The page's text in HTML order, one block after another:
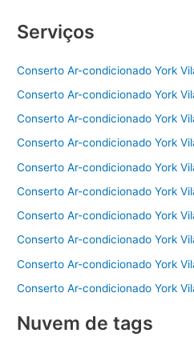
Serviços
Conserto Ar-condicionado York
Conserto Ar-condicionado York
Conserto Ar-condicionado York
Conserto Ar-condicionado York
Conserto Ar-condicionado York
Conserto Ar-condicionado York
Conserto Ar-condicionado York
Conserto Ar-condicionado York
Conserto Ar-condicionado York
Conserto Ar-condicionado York
Nuvem de tags